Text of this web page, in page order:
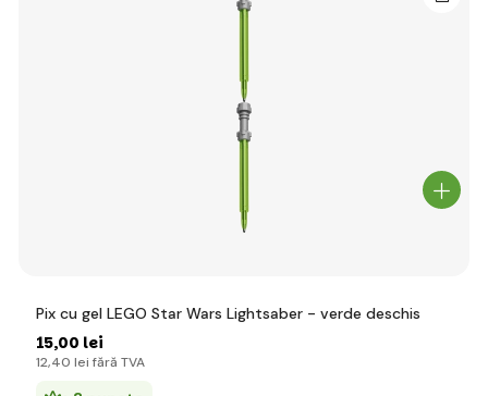
Pix cu gel LEGO Star Wars Lightsaber - verde deschis
15,00 lei
12,40 lei fără TVA